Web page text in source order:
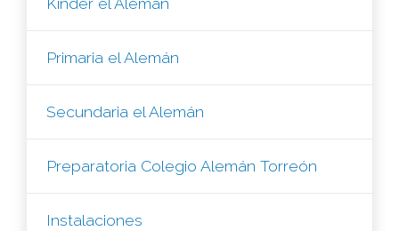
Primaria el Alemán
Secundaria el Alemán
Preparatoria Colegio Alemán Torreón
Instalaciones